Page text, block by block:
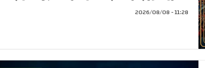
11:28 - 2026/08/08